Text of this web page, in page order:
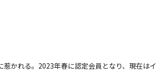
かれる。2023年春に認定会員となり、現在はイ